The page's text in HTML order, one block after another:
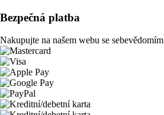
Bezpečná platba
Nakupujte na našem webu se sebevědomím